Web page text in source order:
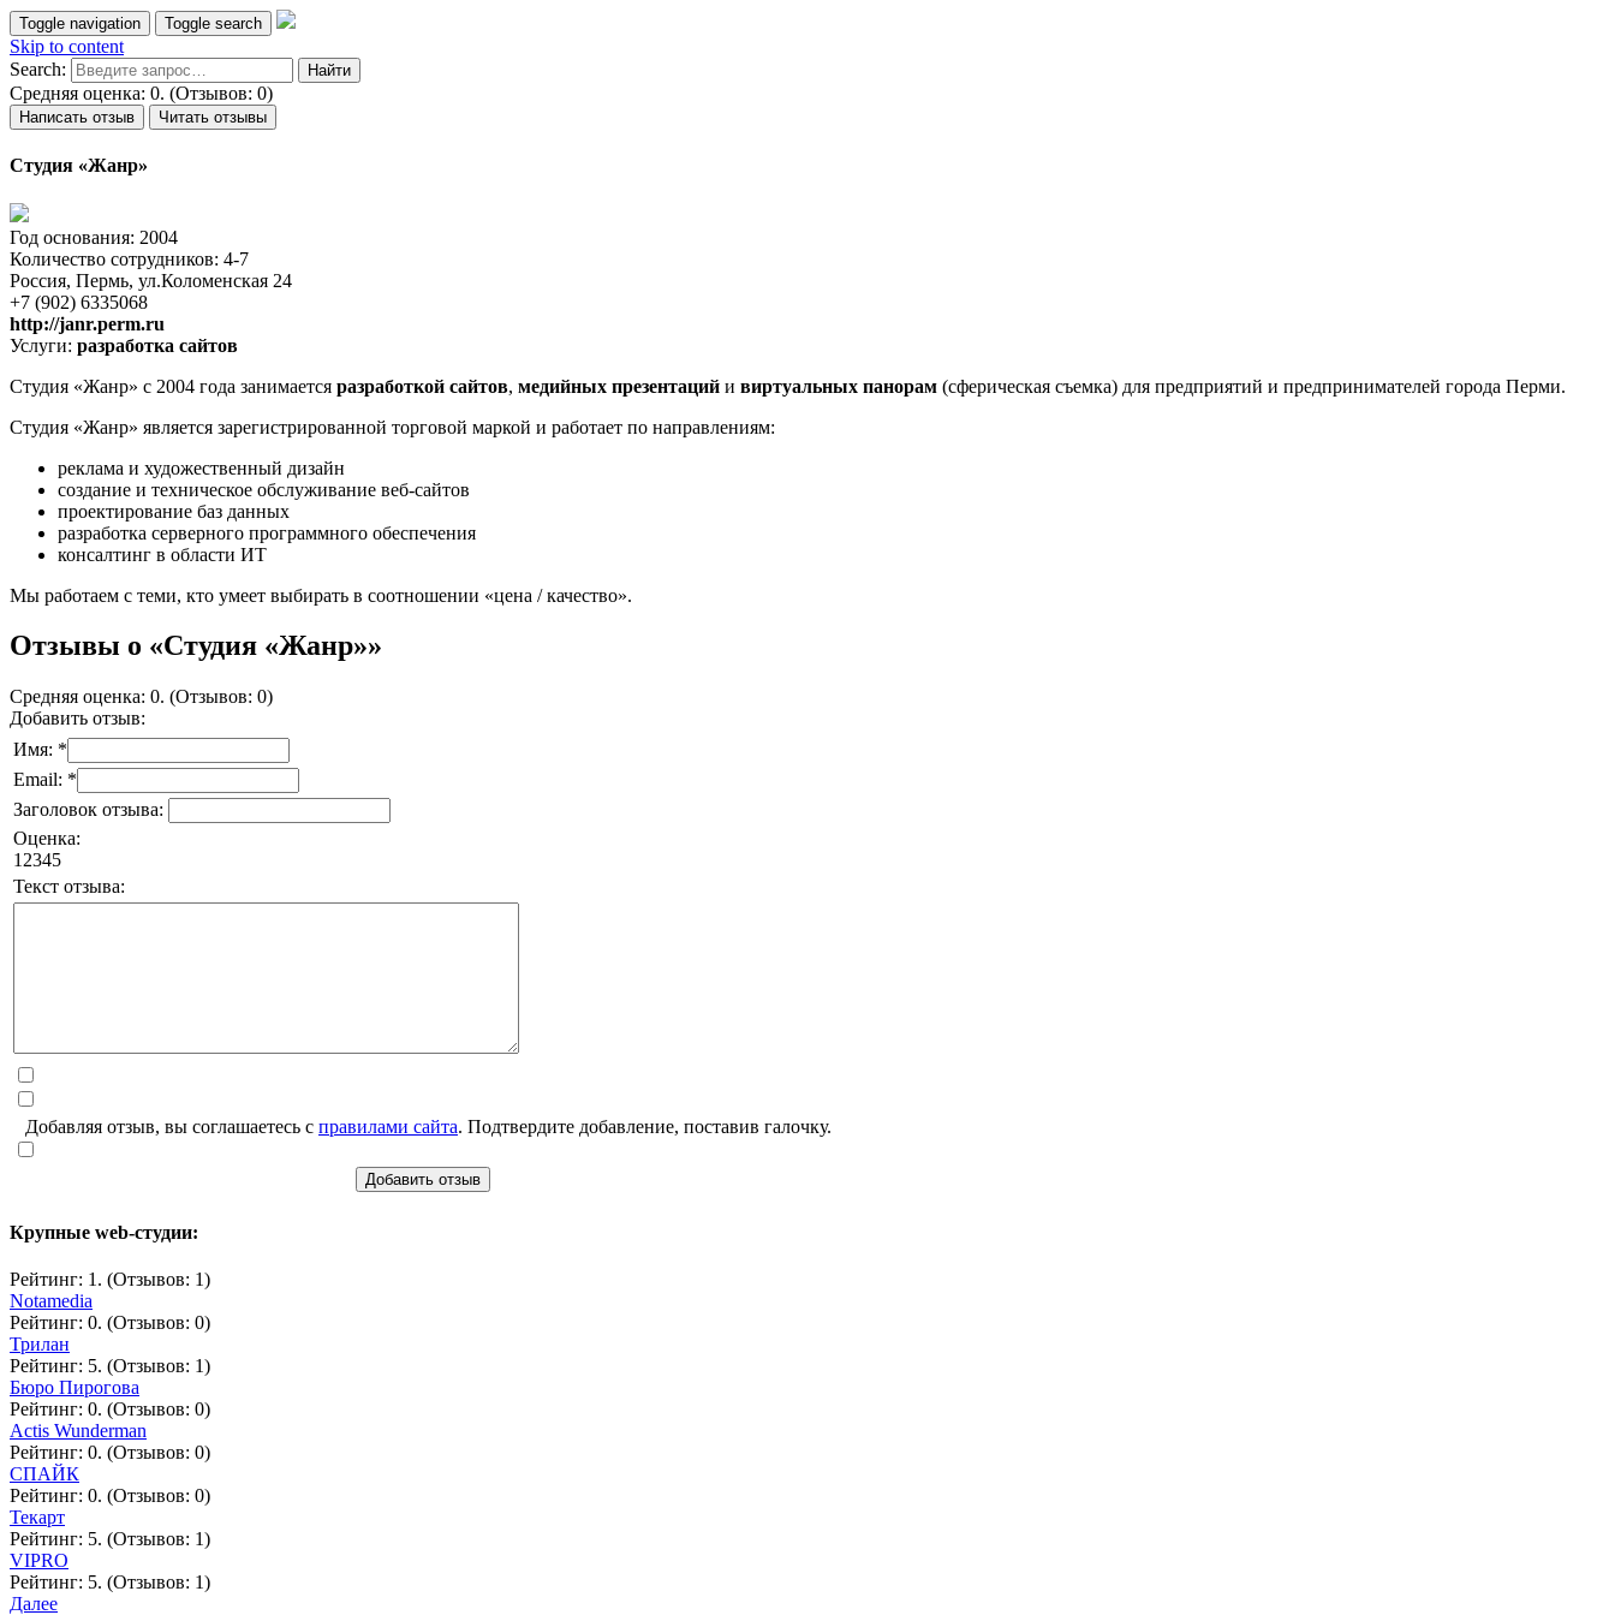
Toggle navigation Toggle search
Skip to content
Search:
Средняя оценка: 0. (Отзывов: 0)
Написать отзыв Читать отзывы
Студия «Жанр»
Год основания: 2004
Количество сотрудников: 4-7
Россия, Пермь, ул.Коломенская 24
+7 (902) 6335068
http://janr.perm.ru
Услуги: разработка сайтов
Студия «Жанр» с 2004 года занимается разработкой сайтов, медийных презентаций и виртуальных панорам (сферическая съемка) для предприятий и предпринимателей города Перми.
Студия «Жанр» является зарегистрированной торговой маркой и работает по направлениям:
реклама и художественный дизайн
создание и техническое обслуживание веб-сайтов
проектирование баз данных
разработка серверного программного обеспечения
консалтинг в области ИТ
Мы работаем с теми, кто умеет выбирать в соотношении «цена / качество».
Отзывы о «Студия «Жанр»»
Средняя оценка: 0. (Отзывов: 0)
Добавить отзыв:
Имя: *
Email: *
Заголовок отзыва:
Оценка:
1 2345
Текст отзыва:
Добавляя отзыв, вы соглашаетесь с правилами сайта. Подтвердите добавление, поставив галочку.
Добавить отзыв
Крупные web-студии:
Рейтинг: 1. (Отзывов: 1)
Notamedia
Рейтинг: 0. (Отзывов: 0)
Трилан
Рейтинг: 5. (Отзывов: 1)
Бюро Пирогова
Рейтинг: 0. (Отзывов: 0)
Actis Wunderman
Рейтинг: 0. (Отзывов: 0)
СПАЙК
Рейтинг: 0. (Отзывов: 0)
Текарт
Рейтинг: 5. (Отзывов: 1)
VIPRO
Рейтинг: 5. (Отзывов: 1)
Далее